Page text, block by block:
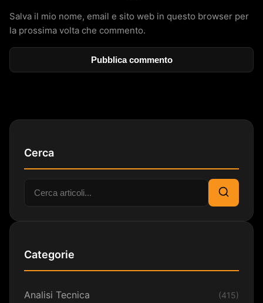
Salva il mio nome, email e sito web in questo browser per
la prossima volta che commento.
Cerca
Cerca:
Cerca
Categorie
Analisi Tecnica (415)